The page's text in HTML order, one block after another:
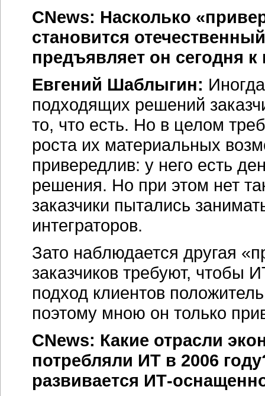
CNews: Насколько
становится
предъявляет он сегодня к
Евгений Шаблыгин:
подходящих решений
то, что есть. Но в целом
роста их материальных
привередлив: у него есть
решения. Но при этом нет
заказчики пытались
интеграторов.
Зато наблюдается другая
заказчиков требуют, чтобы
подход клиентов
поэтому мною он только
CNews: Какие отрасли
потребляли ИТ в 2006
развивается ИТ-